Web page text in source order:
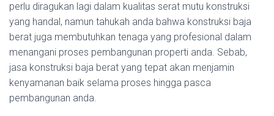
perlu diragukan lagi dalam kualitas serat mutu konstruksi
yang handal, namun tahukah anda bahwa konstruksi baja
berat juga membutuhkan tenaga yang profesional dalam
menangani proses pembangunan properti anda. Sebab,
jasa konstruksi baja berat yang tepat akan menjamin
kenyamanan baik selama proses hingga pasca
pembangunan anda.